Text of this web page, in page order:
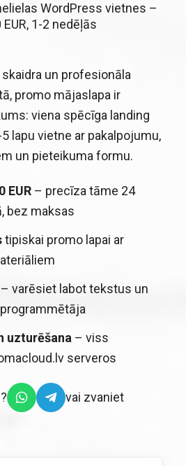
WordPress vietnes –
EUR, 1-2 nedēļās
un profesionāla
promo mājaslapa ir
viena spēcīga landing
lapu vietne ar pakalpojumu,
un pieteikuma formu.
EUR – precīza tāme 24
bez maksas
tipiskai promo lapai ar
– varēsiet labot tekstus un
uzturēšana – viss
serveros
vai zvaniet